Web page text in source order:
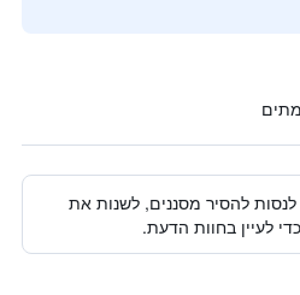
להסיר מסננים, לשנות את
לעיין בחוות הדעת.